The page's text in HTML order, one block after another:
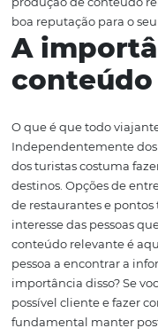
considerável.
marketing hoteleiro
caminho. Tem
visitas do site de
produção de
boa reputação para
A
O que é que todo
Independentemente
dos turistas costuma